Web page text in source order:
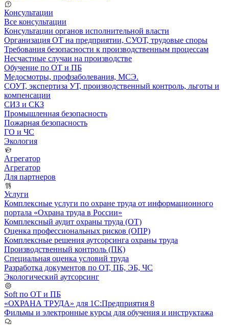
Консультации
Все консультации
Консультации органов исполнительной власти
Организация ОТ на предприятии, СУОТ, трудовые споры
Требования безопасности к производственным процессам
Несчастные случаи на производстве
Обучение по ОТ и ПБ
Медосмотры, профзаболевания, МСЭ.
СОУТ, экспертиза УТ, производственный контроль, льготы и
компенсации
СИЗ и СКЗ
Промышленная безопасность
Пожарная безопасность
ГО и ЧС
Экология
Агрегатор
Агрегатор
Для партнеров
Услуги
Комплексные услуги по охране труда от информационного
портала «Охрана труда в России»
Комплексный аудит охраны труда (ОТ)
Оценка профессиональных рисков (ОПР)
Комплексные решения аутсорсинга охраны труда
Производственный контроль (ПК)
Специальная оценка условий труда
Разработка документов по ОТ, ПБ, ЭБ, ЧС
Экологический аутсорсинг
Soft по ОТ и ПБ
«ОХРАНА ТРУДА» для 1С:Предприятия 8
Фильмы и электронные курсы для обучения и инструктажа